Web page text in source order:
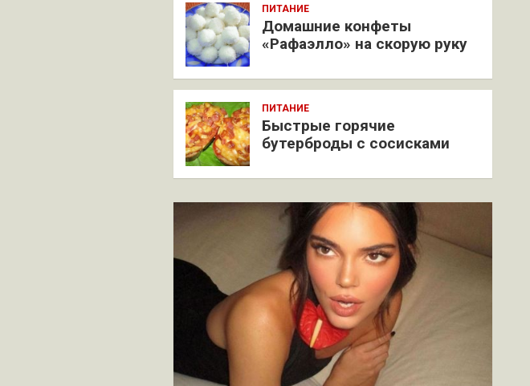
ПИТАНИЕ
Домашние конфеты
«Рафаэлло» на скорую руку
ПИТАНИЕ
Быстрые горячие
бутерброды с сосисками